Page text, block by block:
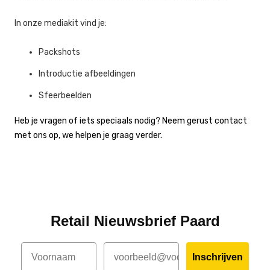
In onze mediakit vind je:
Packshots
Introductie afbeeldingen
Sfeerbeelden
Heb je vragen of iets speciaals nodig? Neem gerust contact
met ons op, we helpen je graag verder.
Retail Nieuwsbrief Paard
Voornaam
Email
Inschrijven